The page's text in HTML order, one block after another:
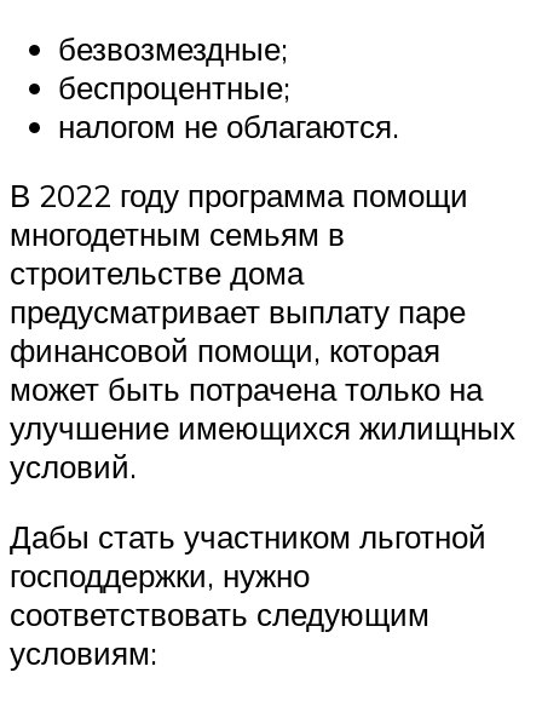
безвозмездные;
беспроцентные;
налогом не облагаются.
В 2022 году программа помощи
многодетным семьям в
строительстве дома
предусматривает выплату паре
финансовой помощи, которая
может быть потрачена только на
улучшение имеющихся жилищных
условий.
Дабы стать участником льготной
господдержки, нужно
соответствовать следующим
условиям: